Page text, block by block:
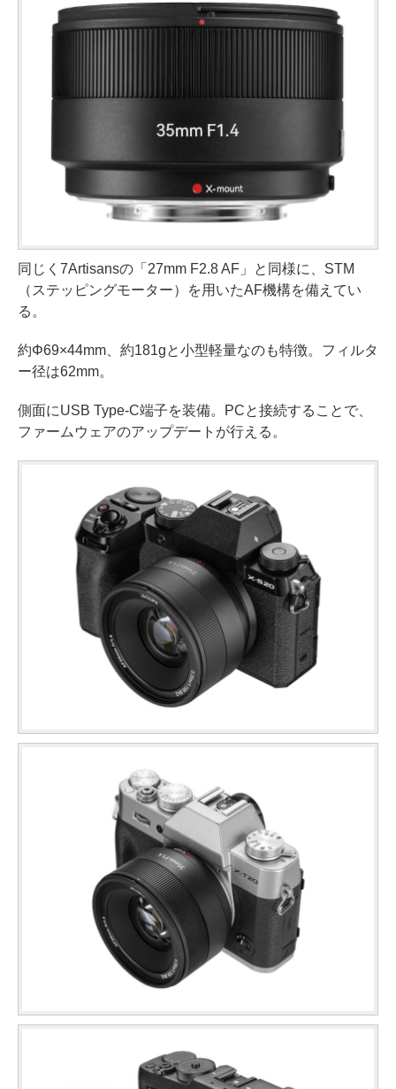
同じく7Artisansの「27mm F2.8 AF」と同様に、STM
（ステッピングモーター）を用いたAF機構を備えてい
る。
約Φ69×44mm、約181gと小型軽量なのも特徴。フィルタ
ー径は62mm。
側面にUSB Type-C端子を装備。PCと接続することで、
ファームウェアのアップデートが行える。